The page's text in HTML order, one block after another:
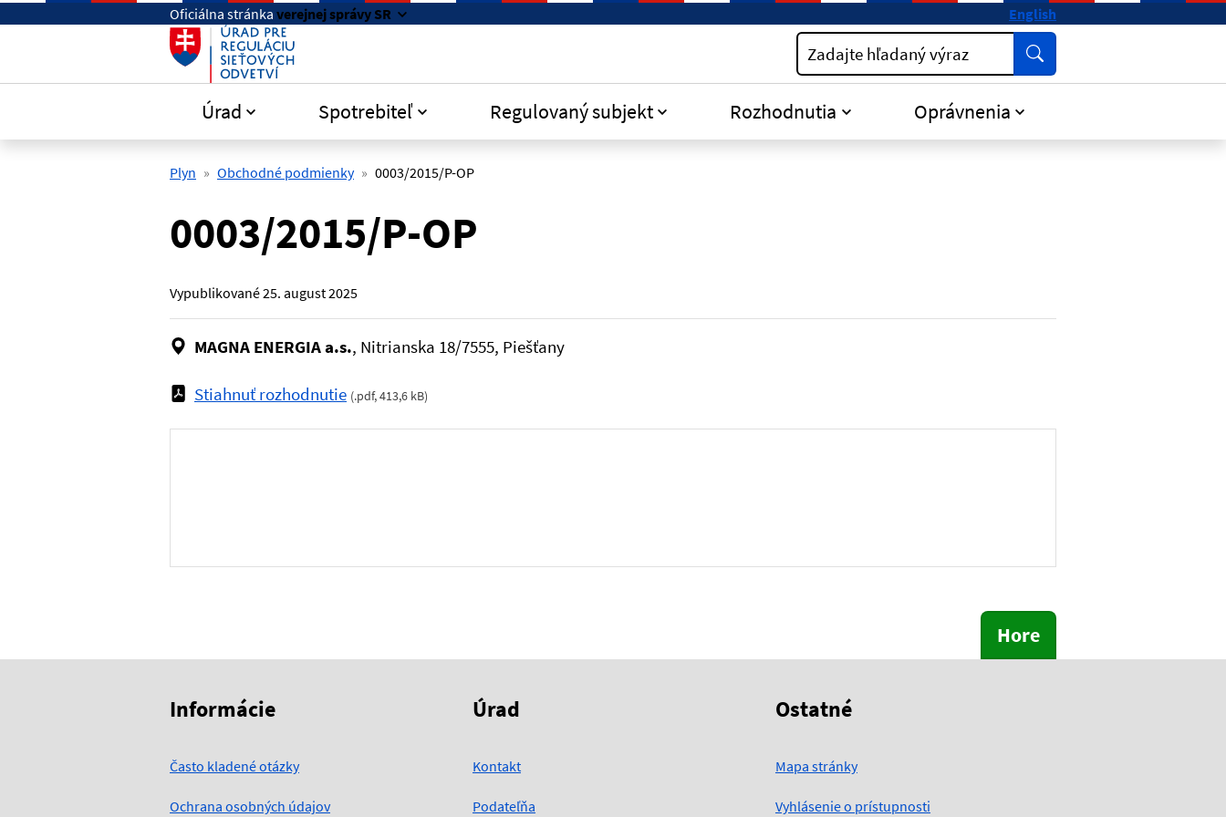
Preskočiť na hlavný obsahOficiálna stránka verejnej správy SR English
Zadajte hľadaný výraz Vyhľadať
Úrad Spotrebiteľ Regulovaný subjekt Rozhodnutia Oprávnenia
Plyn Obchodné podmienky 0003/2015/P-OP
0003/2015/P-OP
Vypublikované25. august 2025
MAGNA ENERGIA a.s., Nitrianska 18/7555, Piešťany
Stiahnuť rozhodnutie (.pdf,413,6 kB)
Hore
Informácie
Často kladené otázky
Ochrana osobných údajov
Úrad
Kontakt
Podateľňa
Ostatné
Mapa stránky
Vyhlásenie o prístupnosti